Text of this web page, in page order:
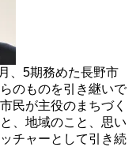
、5期務めた長野市
のものを引き継いで
民が主役のまちづく
、地域のこと、思い
チャーとして引き続